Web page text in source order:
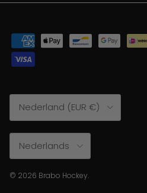
Land/Regio
Nederland (EUR €)
Taal
Nederlands
© 2026 Brabo Hockey.